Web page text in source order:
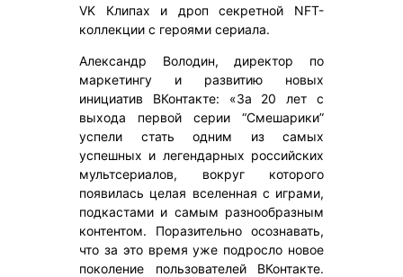
VK Клипах и дроп секретной NFT-
коллекции с героями сериала.
Александр Володин, директор по
маркетингу и развитию новых
инициатив ВКонтакте: «За 20 лет с
выхода первой серии “Смешарики”
успели стать одним из самых
успешных и легендарных российских
мультсериалов, вокруг которого
появилась целая вселенная с играми,
подкастами и самым разнообразным
контентом. Поразительно осознавать,
что за это время уже подросло новое
поколение пользователей ВКонтакте.